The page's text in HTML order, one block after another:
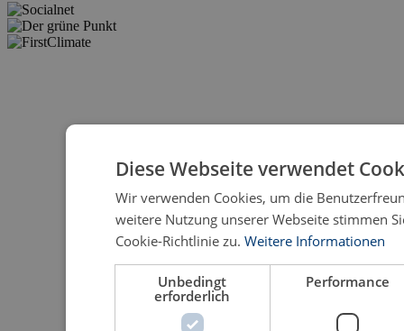
Diese Webseite verwendet
Wir verwenden Cookies, um die
weitere Nutzung unserer Webseite stimmen
Cookie-Richtlinie zu. Weitere Informationen
Unbedingt
erforderlich
Performance